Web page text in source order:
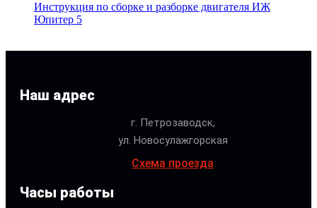
Инструкция по сборке и разборке двигателя ИЖ
Юпитер 5
Наш адрес
г. Петрозаводск,
ул. Новосулажгорская
Схема проезда
Часы работы